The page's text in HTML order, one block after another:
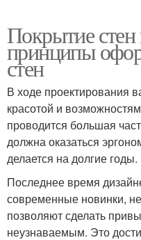
Покрытие
принципы
стен
В ходе проектирования
красотой и
проводится большая
должна оказаться
делается на долгие годы.
Последнее время
современные новинки,
позволяют сделать
неузнаваемым. Это